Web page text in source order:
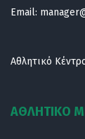
Email:
Αθλητικό
ΑΘΛΗΤΙΚΟ